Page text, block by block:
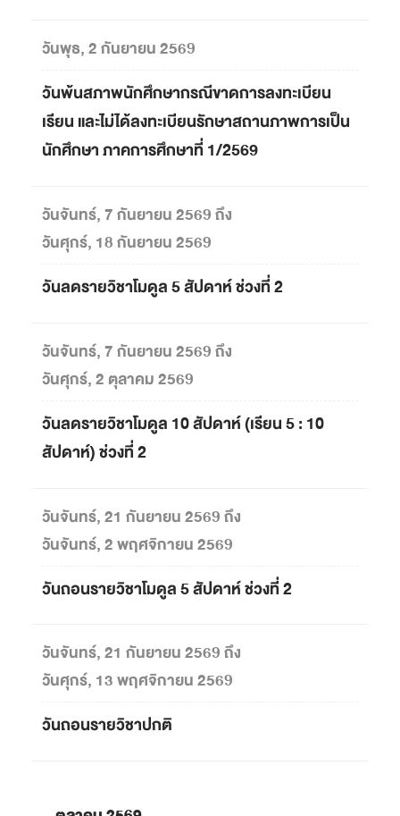
วันพุธ, 2 กันยายน 2569
วันพ้นสภาพนักศึกษากรณีขาดการลงทะเบียน
เรียน และไม่ได้ลงทะเบียนรักษาสถานภาพการเป็น
นักศึกษา ภาคการศึกษาที่ 1/2569
วันจันทร์, 7 กันยายน 2569 ถึง
วันศุกร์, 18 กันยายน 2569
วันลดรายวิชาโมดูล 5 สัปดาห์ ช่วงที่ 2
วันจันทร์, 7 กันยายน 2569 ถึง
วันศุกร์, 2 ตุลาคม 2569
วันลดรายวิชาโมดูล 10 สัปดาห์ (เรียน 5 : 10
สัปดาห์) ช่วงที่ 2
วันจันทร์, 21 กันยายน 2569 ถึง
วันจันทร์, 2 พฤศจิกายน 2569
วันถอนรายวิชาโมดูล 5 สัปดาห์ ช่วงที่ 2
วันจันทร์, 21 กันยายน 2569 ถึง
วันศุกร์, 13 พฤศจิกายน 2569
วันถอนรายวิชาปกติ